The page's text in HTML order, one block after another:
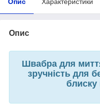
Опис
Швабра для
зручність для
блиску